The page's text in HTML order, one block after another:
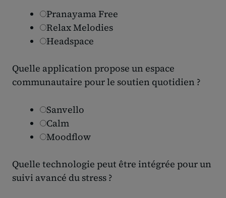
Pranayama Free
Relax Melodies
Headspace
Quelle application propose un espace
communautaire pour le soutien quotidien ?
Sanvello
Calm
Moodflow
Quelle technologie peut être intégrée pour un
suivi avancé du stress ?